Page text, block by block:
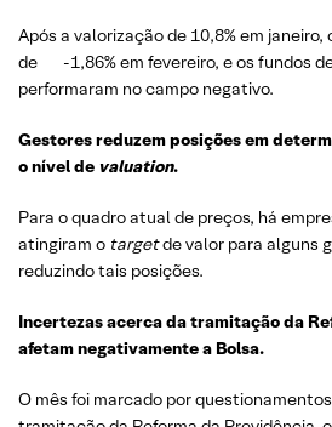
Após a valorização de 10,8% em
de -1,86% em fevereiro, e os fundos
performaram no campo negativo.
Gestores reduzem posições em
o nível de valuation.
Para o quadro atual de preços, há
atingiram o targetde valor para alguns
reduzindo tais posições.
Incertezasacercadatramitaçãoda
afetamnegativamentea Bolsa.
O mês foi marcado por